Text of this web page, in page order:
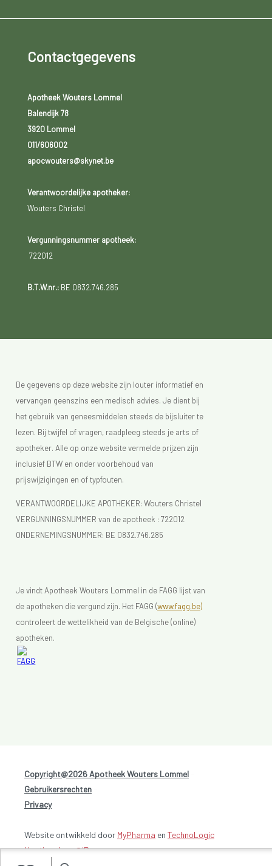
Contactgegevens
Apotheek Wouters Lommel
Balendijk 78
3920 Lommel
011/606002
apocwouters@skynet.be
Verantwoordelijke apotheker:
Wouters Christel
Vergunningsnummer apotheek:
722012
B.T.W.nr.:BE 0832.746.285
De gegevens op deze website zijn louter informatief en
vervangen geenszins een medisch advies. Je dient bij
het gebruik van geneesmiddelen steeds de bijsluiter te
lezen. Bij twijfel of vragen, raadpleeg steeds je arts of
apotheker. Alle op onze website vermelde prijzen zijn
inclusief BTW en onder voorbehoud van
prijswijzigingen en of typfouten.
VERANTWOORDELIJKE APOTHEKER: Wouters Christel
VERGUNNINGSNUMMER van de apotheek : 722012
ONDERNEMINGSNUMMER: BE 0832.746.285
Je vindt Apotheek Wouters Lommel in de FAGG lijst van
de apotheken die vergund zijn. Het FAGG (www.fagg.be)
controleert de wettelikheid van de Belgische (online)
apotheken.
Copyright@2026 Apotheek Wouters Lommel
Gebruikersrechten
Privacy
Website ontwikkeld door MyPharma en TechnoLogic
Hosting door @iPower